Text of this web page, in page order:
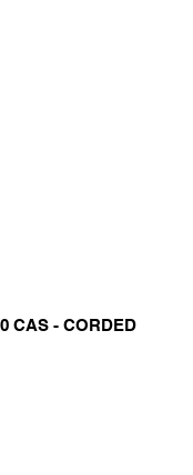
CAS - CORDED